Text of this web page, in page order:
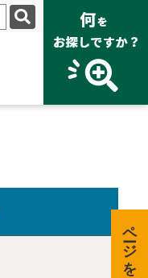
ページを保存